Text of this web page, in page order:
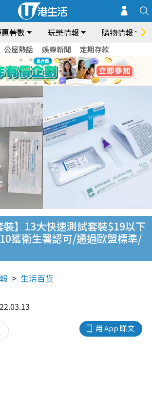
著數 玩樂情報 購物情報
公屋熱話 娛樂新聞 定期存款
裝】13大快速測試套裝$19以下
獲衛生署認可/通過歐盟標準/
生活百貨
用 App 睇文